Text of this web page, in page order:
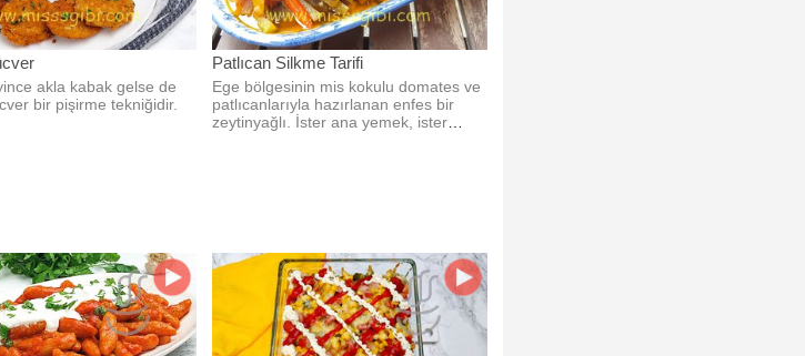
akla kabak gelse de
bir pişirme tekniğidir.
Patlıcan Silkme Tarifi
Ege bölgesinin mis kokulu domates ve
patlıcanlarıyla hazırlanan enfes bir
zeytinyağlı. İster ana yemek, ister